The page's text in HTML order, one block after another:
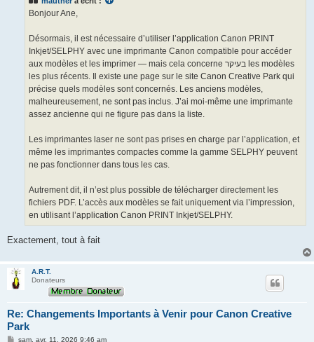
Bonjour Ane,
Désormais, il est nécessaire d’utiliser l’application Canon PRINT
Inkjet/SELPHY avec une imprimante Canon compatible pour accéder
aux modèles et les imprimer — mais cela concerne בעיקר les modèles
les plus récents. Il existe une page sur le site Canon Creative Park qui
précise quels modèles sont concernés. Les anciens modèles,
malheureusement, ne sont pas inclus. J’ai moi-même une imprimante
assez ancienne qui ne figure pas dans la liste.
Les imprimantes laser ne sont pas prises en charge par l’application, et
même les imprimantes compactes comme la gamme SELPHY peuvent
ne pas fonctionner dans tous les cas.
Autrement dit, il n’est plus possible de télécharger directement les
fichiers PDF. L’accès aux modèles se fait uniquement via l’impression,
en utilisant l’application Canon PRINT Inkjet/SELPHY.
Exactement, tout à fait
A.R.T.
Donateurs
Re: Changements Importants à Venir pour Canon Creative
Park
Msam. avr. 11, 2026 9:46 am